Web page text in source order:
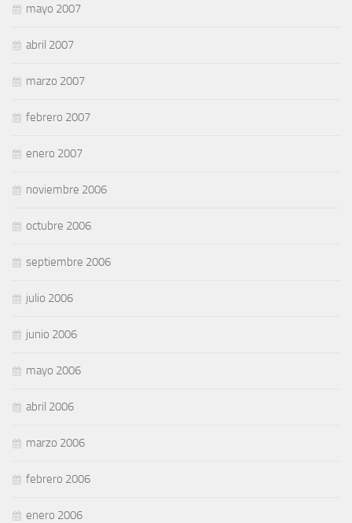
mayo 2007
abril 2007
marzo 2007
febrero 2007
enero 2007
noviembre 2006
octubre 2006
septiembre 2006
julio 2006
junio 2006
mayo 2006
abril 2006
marzo 2006
febrero 2006
enero 2006